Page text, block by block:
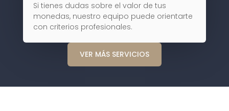
Si tienes dudas sobre el valor de tus
monedas, nuestro equipo puede orientarte
con criterios profesionales.
VER MÁS SERVICIOS